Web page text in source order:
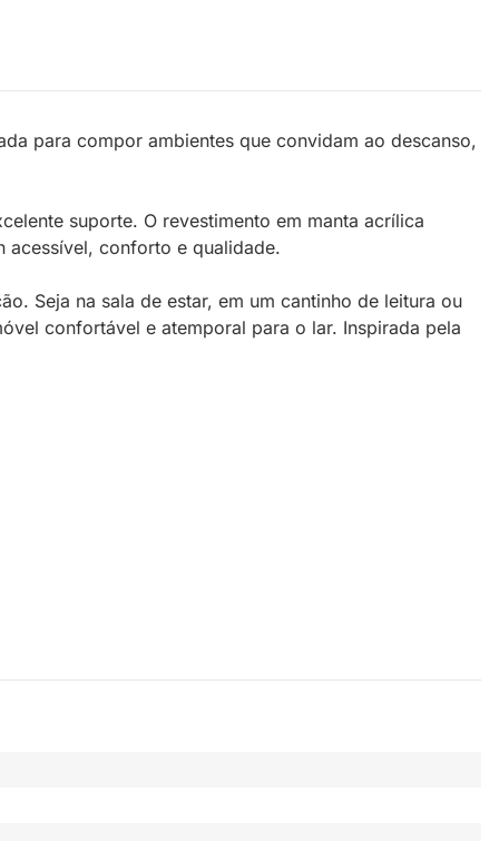
para compor ambientes que convidam ao descanso,
suporte. O revestimento em manta acrílica
acessível, conforto e qualidade.
Seja na sala de estar, em um cantinho de leitura ou
confortável e atemporal para o lar. Inspirada pela